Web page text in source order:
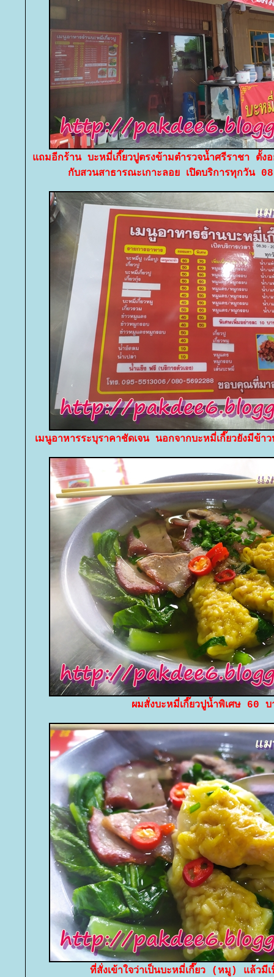
ถมอีกร้าน บะหมี่เกี๊ยวปูตรงข้ามตำรวจน้ำศรีราชา ตั้ง
กับสวนสาธารณะเกาะลอย เปิดบริการทุกวัน
เมนูอาหารระบุราคาชัดเจน นอกจากบะหมี่เกี๊ยวยังมีข้
ผมสั่งบะหมี่เกี๊ยวปูน้ำพิเศษ 60 บ
ที่สั่งเข้าใจว่าเป็นบะหมี่เกี๊ยว (หมู) แล้วมี